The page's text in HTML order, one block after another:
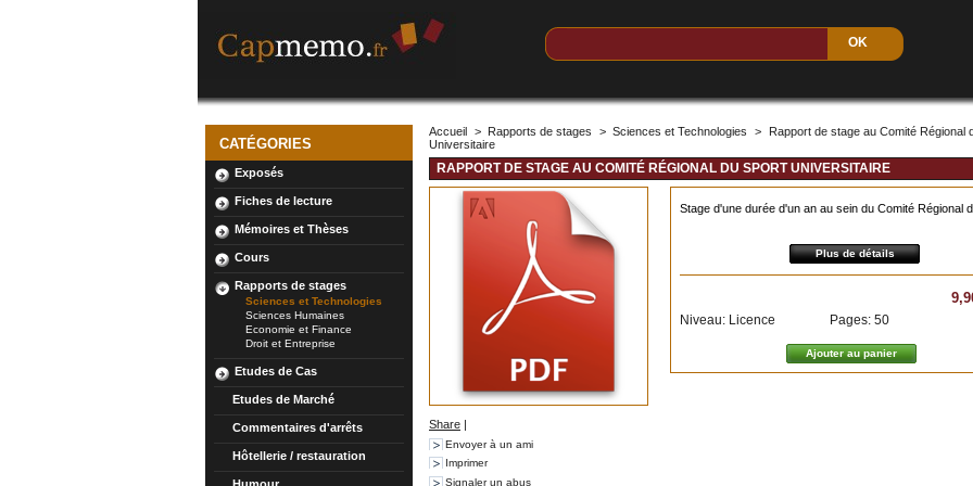
CATÉGORIES
Exposés
Fiches de lecture
Mémoires et Thèses
Cours
Rapports de stages
Sciences et Technologies
Sciences Humaines
Economie et Finance
Droit et Entreprise
Etudes de Cas
Etudes de Marché
Commentaires d'arrêts
Hôtellerie / restauration
Accueil > Rapports de stages > Sciences et Technologies >
Rapport de stage au Comité Régional
Universitaire
RAPPORT DE STAGE AU COMITÉ RÉGIONAL DU SPORT UNIVERSITAIRE
Share |
Envoyer à un ami
Imprimer
Signaler un abus
Stage d'une durée d'un an au sein du Comité Régional
Plus de détails
Niveau: Licence
Pages: 50